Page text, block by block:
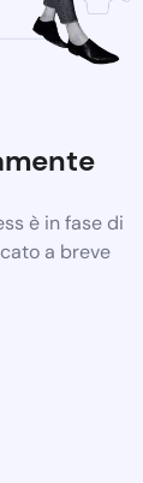
è in fase di
a breve